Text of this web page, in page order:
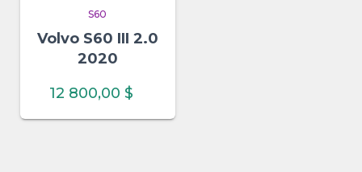
S60
Volvo S60 III 2.0
2020
12 800,00 $